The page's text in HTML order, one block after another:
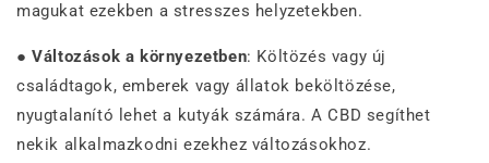
magukat ezekben a stresszes helyzetekben.
●Változások a környezetben: Költözés vagy új
családtagok, emberek vagy állatok beköltözése,
nyugtalanító lehet a kutyák számára. A CBD segíthet
nekik alkalmazkodni ezekhez változásokhoz.